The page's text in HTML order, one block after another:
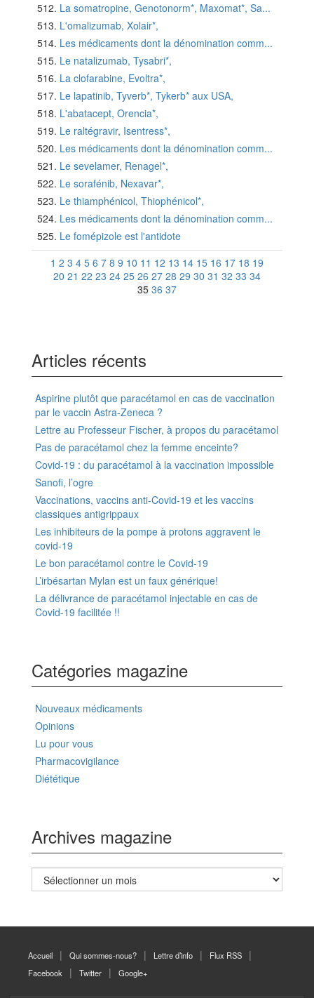
La somatropine, Genotonorm*, Maxomat*, Sa...
L'omalizumab, Xolair*,
Les médicaments dont la dénomination comm...
Le natalizumab, Tysabri*,
La clofarabine, Evoltra*,
Le lapatinib, Tyverb*, Tykerb* aux USA,
L'abatacept, Orencia*,
Le raltégravir, Isentress*,
Les médicaments dont la dénomination comm...
Le sevelamer, Renagel*,
Le sorafénib, Nexavar*,
Le thiamphénicol, Thiophénicol*,
Les médicaments dont la dénomination comm...
Le fomépizole est l'antidote
1 2 3 4 5 6 7 8 9 10 11 12 13 14 15 16 17 18 19
20 21 22 23 24 25 26 27 28 29 30 31 32 33 34
35 36 37
Articles récents
Aspirine plutôt que paracétamol en cas de vaccination
par le vaccin Astra-Zeneca ?
Lettre au Professeur Fischer, à propos du paracétamol
Pas de paracétamol chez la femme enceinte?
Covid-19 : du paracétamol à la vaccination impossible
Sanofi, l’ogre
Vaccinations, vaccins anti-Covid-19 et les vaccins
classiques antigrippaux
Les inhibiteurs de la pompe à protons aggravent le
covid-19
Le bon paracétamol contre le Covid-19
L’irbésartan Mylan est un faux générique!
La délivrance de paracétamol injectable en cas de
Covid-19 facilitée !!
Catégories magazine
Nouveaux médicaments
Opinions
Lu pour vous
Pharmacovigilance
Diététique
Archives magazine
Archives
magazine
Accueil Qui sommes-nous? Lettre d’info
Flux RSS
Facebook
Twitter Google+